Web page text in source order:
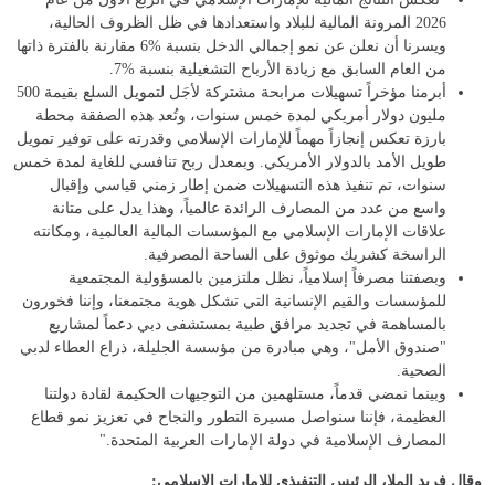
2026 المرونة المالية للبلاد واستعدادها في ظل الظروف الحالية،
ويسرنا أن نعلن عن نمو إجمالي الدخل بنسبة %6 مقارنة بالفترة ذاتها
من العام السابق مع زيادة الأرباح التشغيلية بنسبة %7.
أبرمنا مؤخراً تسهيلات مرابحة مشتركة لأجَل لتمويل السلع بقيمة 500
مليون دولار أمريكي لمدة خمس سنوات، وتُعد هذه الصفقة محطة
بارزة تعكس إنجازاً مهماً للإمارات الإسلامي وقدرته على توفير تمويل
طويل الأمد بالدولار الأمريكي. وبمعدل ربح تنافسي للغاية لمدة خمس
سنوات، تم تنفيذ هذه التسهيلات ضمن إطار زمني قياسي وإقبال
واسع من عدد من المصارف الرائدة عالمياً، وهذا يدل على متانة
علاقات الإمارات الإسلامي مع المؤسسات المالية العالمية، ومكانته
الراسخة كشريك موثوق على الساحة المصرفية.
وبصفتنا مصرفاً إسلامياً، نظل ملتزمين بالمسؤولية المجتمعية
للمؤسسات والقيم الإنسانية التي تشكل هوية مجتمعنا، وإننا فخورون
بالمساهمة في تجديد مرافق طبية بمستشفى دبي دعماً لمشاريع
"صندوق الأمل"، وهي مبادرة من مؤسسة الجليلة، ذراع العطاء لدبي
الصحية.
وبينما نمضي قدماً، مستلهمين من التوجيهات الحكيمة لقادة دولتنا
العظيمة، فإننا سنواصل مسيرة التطور والنجاح في تعزيز نمو قطاع
المصارف الإسلامية في دولة الإمارات العربية المتحدة."
وقال فريد الملا، الرئيس التنفيذي للإمارات الإسلامي: